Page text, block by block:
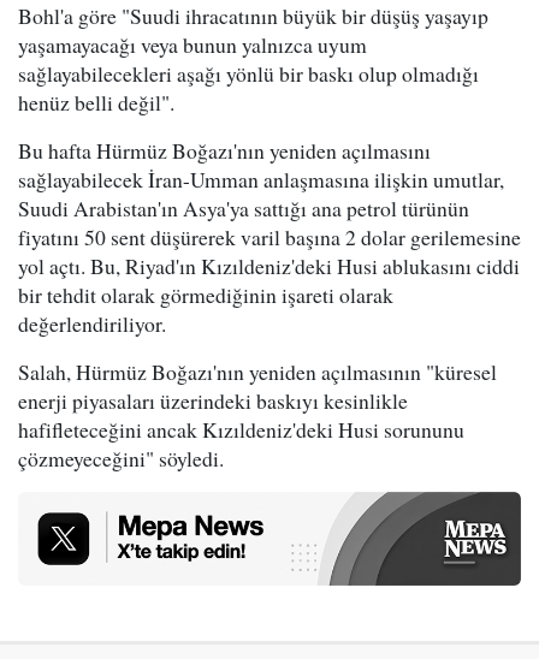
Bohl'a göre "Suudi ihracatının büyük bir düşüş yaşayıp
yaşamayacağı veya bunun yalnızca uyum
sağlayabilecekleri aşağı yönlü bir baskı olup olmadığı
henüz belli değil".
Bu hafta Hürmüz Boğazı'nın yeniden açılmasını
sağlayabilecek İran-Umman anlaşmasına ilişkin umutlar,
Suudi Arabistan'ın Asya'ya sattığı ana petrol türünün
fiyatını 50 sent düşürerek varil başına 2 dolar gerilemesine
yol açtı. Bu, Riyad'ın Kızıldeniz'deki Husi ablukasını ciddi
bir tehdit olarak görmediğinin işareti olarak
değerlendiriliyor.
Salah, Hürmüz Boğazı'nın yeniden açılmasının "küresel
enerji piyasaları üzerindeki baskıyı kesinlikle
hafifleteceğini ancak Kızıldeniz'deki Husi sorununu
çözmeyeceğini" söyledi.